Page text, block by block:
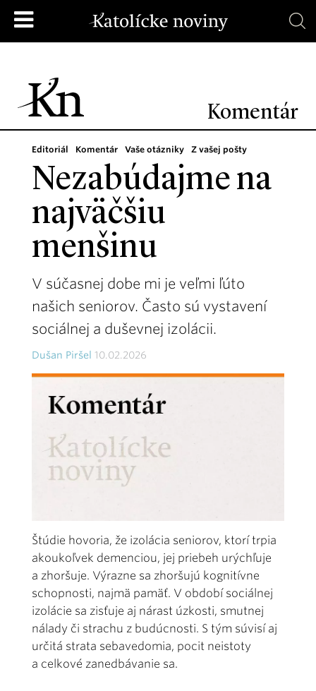
Komentár
Editoriál Komentár Vaše otázniky Z vašej pošty
Nezabúdajme na
najväčšiu
menšinu
V súčasnej dobe mi je veľmi ľúto
našich seniorov. Často sú vystavení
sociálnej a duševnej izolácii.
Dušan Piršel 10.02.2026
Štúdie hovoria, že izolácia seniorov, ktorí trpia
akoukoľvek demenciou, jej priebeh urýchľuje
a zhoršuje. Výrazne sa zhoršujú kognitívne
schopnosti, najmä pamäť. V období sociálnej
izolácie sa zisťuje aj nárast úzkosti, smutnej
nálady či strachu z budúcnosti. S tým súvisí aj
určitá strata sebavedomia, pocit neistoty
a celkové zanedbávanie sa.